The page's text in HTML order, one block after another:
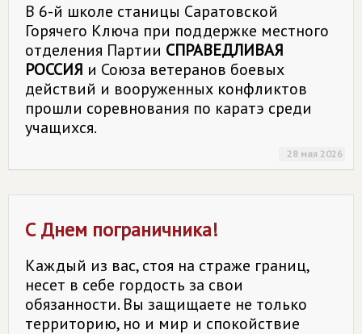
В 6-й школе станицы Саратовской
Горячего Ключа при поддержке местного
отделения Партии СПРАВЕДЛИВАЯ
РОССИЯ и Союза ветеранов боевых
действий и вооруженных конфликтов
прошли соревнования по каратэ среди
учащихся.
28 мая 2026
С Днем пограничника!
Каждый из вас, стоя на страже границ,
несет в себе гордость за свои
обязанности. Вы защищаете не только
территорию, но и мир и спокойствие